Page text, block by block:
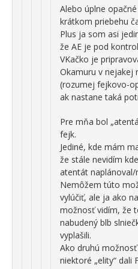
Alebo úplne
krátkom priebehu
Plus ja som asi
že AE je pod
VKačko je
Okamuru v nejakej
(rozumej fejkovo-
ak nastane taká
Pre mňa bol
fejk.
Jediné, kde mám
že stále nevidím
atentát naplánoval/
Nemôžem túto
vylúčiť, ale ja ako
možnosť vidím, že
nabudený blb
vyplašili.
Ako druhú
niektoré „elity“ dali